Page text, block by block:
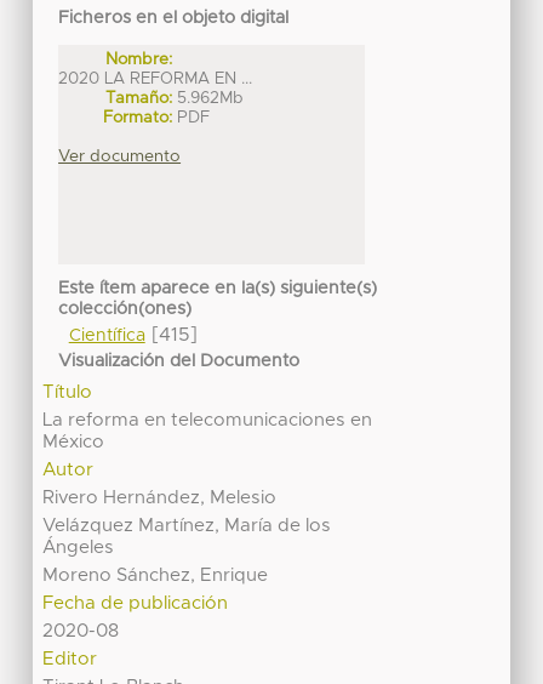
Ficheros en el objeto digital
Nombre:
2020 LA REFORMA EN ...
Tamaño: 5.962Mb
Formato: PDF
Ver documento
Este ítem aparece en la(s) siguiente(s)
colección(ones)
Científica[415]
Visualización del Documento
Título
La reforma en telecomunicaciones en
México
Autor
Rivero Hernández, Melesio
Velázquez Martínez, María de los
Ángeles
Moreno Sánchez, Enrique
Fecha de publicación
2020-08
Editor